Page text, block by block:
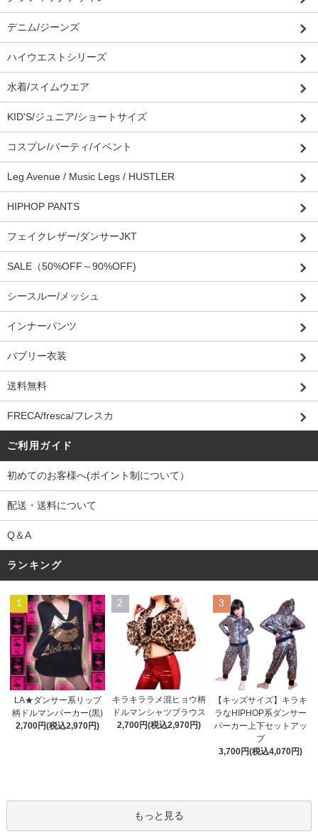
デニム/ジーンズ
ハイウエストシリーズ
水着/スイムウエア
KID'S/ジュニア/ショートサイズ
コスプレ/パーティ/イベント
Leg Avenue / Music Legs / HUSTLER
HIPHOP PANTS
フェイクレザー/ダンサーJKT
SALE（50%OFF～90%OFF)
シースルー/メッシュ
インナーパンツ
バブリー衣装
送料無料
FRECA/fresca/フレスカ
ご利用ガイド
初めてのお客様へ(ポイント制について）
配送・送料について
Q＆A
ランキング
1
LA★ダンサー系リップ
柄ドルマンパーカー(黒)
2,700円(税込2,970円)
2
キラキララメ混ヒョウ柄
ドルマンシャツブラウス
2,700円(税込2,970円)
3
【キッズサイズ】キラキ
ラなHIPHOP系ダンサー
パーカー上下セットアッ
プ
3,700円(税込4,070円)
もっと見る